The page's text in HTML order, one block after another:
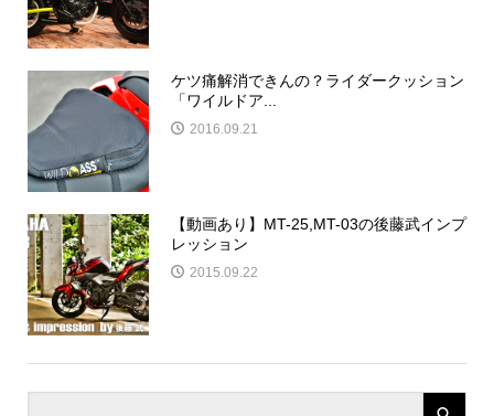
ケツ痛解消できんの？ライダークッション
「ワイルドア...
2016.09.21
【動画あり】MT-25,MT-03の後藤武インプ
レッション
2015.09.22